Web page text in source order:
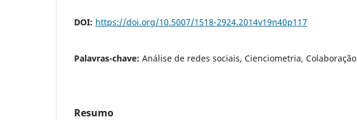
DOI: https://doi.org/10.5007/1518-2924.2014v19n40p117
Palavras-chave: Análise de redes sociais, Cienciometria, Colaboração
Resumo